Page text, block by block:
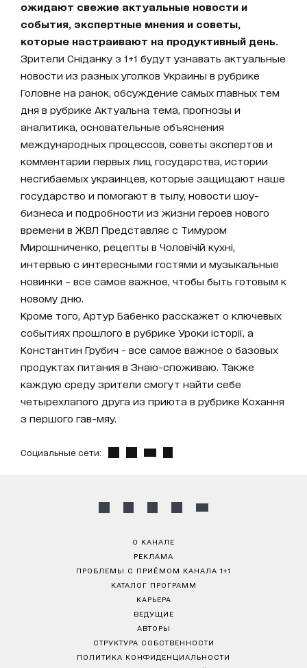
ожидают свежие актуальные новости и
события, экспертные мнения и советы,
которые настраивают на продуктивный день.
Зрители Сніданку з 1+1 будут узнавать актуальные
новости из разных уголков Украины в рубрике
Головне на ранок, обсуждение самых главных тем
дня в рубрике Актуальна тема, прогнозы и
аналитика, основательные объяснения
международных процессов, советы экспертов и
комментарии первых лиц государства, истории
несгибаемых украинцев, которые защищают наше
государство и помогают в тылу, новости шоу-
бизнеса и подробности из жизни героев нового
времени в ЖВЛ Представляє с Тимуром
Мирошниченко, рецепты в Чоловічій кухні,
интервью с интересными гостями и музыкальные
новинки – все самое важное, чтобы быть готовым к
новому дню.
Кроме того, Артур Бабенко расскажет о ключевых
событиях прошлого в рубрике Уроки історії, а
Константин Грубич - все самое важное о базовых
продуктах питания в Знаю-споживаю. Также
каждую среду зрители смогут найти себе
четырехлапого друга из приюта в рубрике Кохання
з першого гав-мяу.
Социальные сети:
О КАНАЛЕ
РЕКЛАМА
ПРОБЛЕМЫ С ПРИЁМОМ КАНАЛА 1+1
КАТАЛОГ ПРОГРАММ
КАРЬЕРА
ВЕДУЩИЕ
АВТОРЫ
СТРУКТУРА СОБСТВЕННОСТИ
ПОЛИТИКА КОНФИДЕНЦИАЛЬНОСТИ